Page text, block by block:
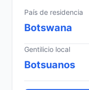
País de residencia
Botswana
Gentilicio local
Botsuanos